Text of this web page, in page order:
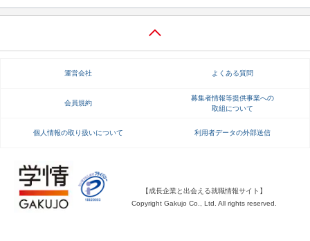
運営会社 よくある質問
会員規約
募集者情報等提供事業への
取組について
個人情報の取り扱いについて 利用者データの外部送信
【成長企業と出会える就職情報サイト】
Copyright Gakujo Co., Ltd. All rights reserved.